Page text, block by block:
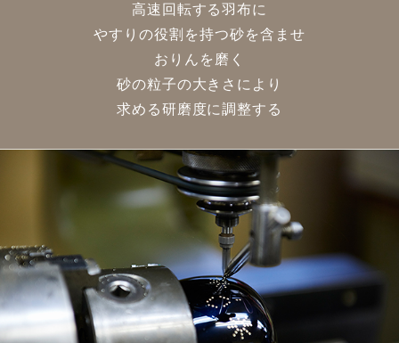
高速回転する羽布に
やすりの役割を持つ砂を含ませ
おりんを磨く
砂の粒子の大きさにより
求める研磨度に調整する